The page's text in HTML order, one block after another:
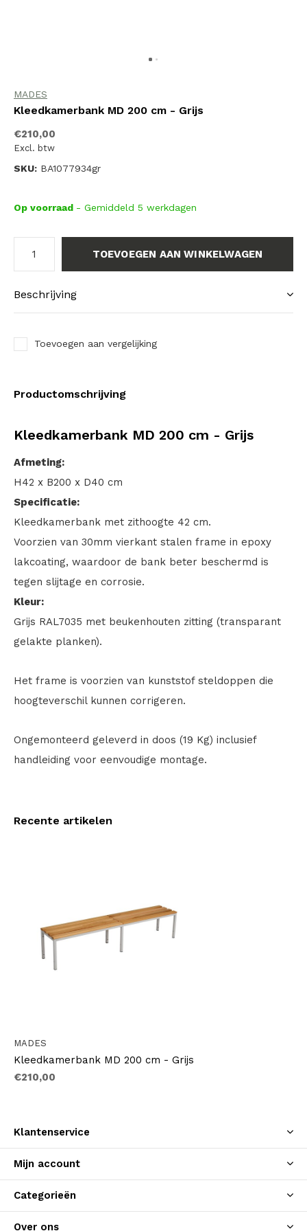
MADES
Kleedkamerbank MD 200 cm - Grijs
€210,00
Excl. btw
SKU: BA1077934gr
Op voorraad - Gemiddeld 5 werkdagen
TOEVOEGEN AAN WINKELWAGEN
Beschrijving
Toevoegen aan vergelijking
Productomschrijving
Kleedkamerbank MD 200 cm - Grijs
Afmeting:
H42 x B200 x D40 cm
Specificatie:
Kleedkamerbank met zithoogte 42 cm.
Voorzien van 30mm vierkant stalen frame in epoxy
lakcoating, waardoor de bank beter beschermd is
tegen slijtage en corrosie.
Kleur:
Grijs RAL7035 met beukenhouten zitting (transparant
gelakte planken).
Het frame is voorzien van kunststof steldoppen die
hoogteverschil kunnen corrigeren.
Ongemonteerd geleverd in doos (19 Kg) inclusief
handleiding voor eenvoudige montage.
Recente artikelen
MADES
Kleedkamerbank MD 200 cm - Grijs
€210,00
Klantenservice
Mijn account
Categorieën
Over ons